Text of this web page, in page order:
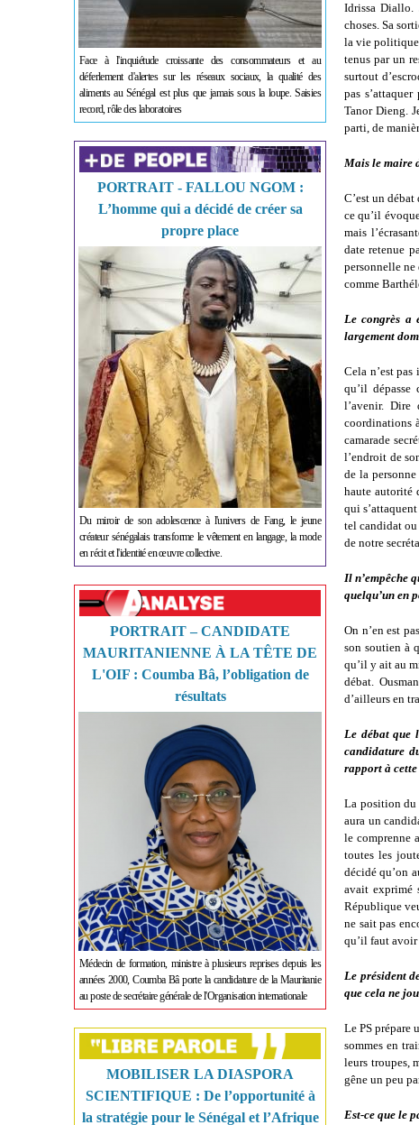
Face à l'inquiétude croissante des consommateurs et au
déferlement d'alertes sur les réseaux sociaux, la qualité des
aliments au Sénégal est plus que jamais sous la loupe. Saisies
record, rôle des laboratoires
PORTRAIT - FALLOU NGOM :
L’homme qui a décidé de créer sa
propre place
Du miroir de son adolescence à l'univers de Fang, le jeune
créateur sénégalais transforme le vêtement en langage, la mode
en récit et l'identité en œuvre collective.
PORTRAIT – CANDIDATE
MAURITANIENNE À LA TÊTE DE
L'OIF : Coumba Bâ, l’obligation de
résultats
Médecin de formation, ministre à plusieurs reprises depuis les
années 2000, Coumba Bâ porte la candidature de la Mauritanie
au poste de secrétaire générale de l'Organisation internationale
MOBILISER LA DIASPORA
SCIENTIFIQUE : De l’opportunité à
la stratégie pour le Sénégal et l’Afrique
Idrissa Diallo.
choses. Sa
la vie politique.
tenus par un
surtout
pas
Tanor Dieng.
parti, de
Mais le maire
C’est un
ce qu’il
mais
date retenue
personnelle ne
comme
Le congrès a
largement
Cela n’est
qu’il
l’avenir. Dire
coordinations
camarade
l’endroit de
de la
haute autorité
qui
tel candidat
de notre
Il n’empêche
quelqu’un en
On n’en est
son soutien à
qu’il y ait au
débat.
d’ailleurs en
Le débat que
candidature
rapport à
La position du
aura un
le comprenne
toutes les
décidé qu’on
avait exprimé
République
ne sait pas
qu’il faut
Le président
que cela ne
Le PS prépare
sommes en
leurs troupes,
gêne un peu
Est-ce que le